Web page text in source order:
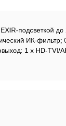
подсветкой
ИК-
1 х HD-TVI/